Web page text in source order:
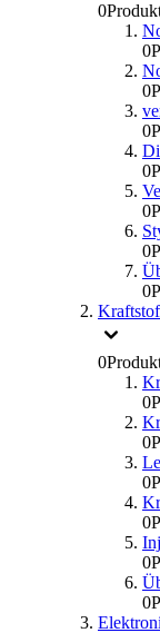
0
0
0
0
0
0
0
0
0
0
0
0
0
0
0